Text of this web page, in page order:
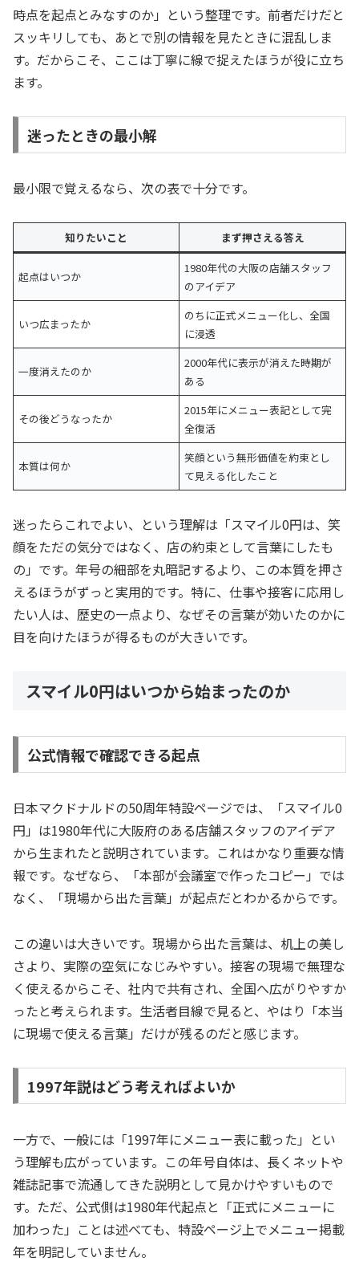
時点を起点とみなすのか」という整理です。前者だけだと
スッキリしても、あとで別の情報を見たときに混乱しま
す。だからこそ、ここは丁寧に線で捉えたほうが役に立ち
ます。
迷ったときの最小解
最小限で覚えるなら、次の表で十分です。
知りたいこと まず押さえる答え
起点はいつか
1980年代の大阪の店舗スタッフ
のアイデア
いつ広まったか
のちに正式メニュー化し、全国
に浸透
一度消えたのか
2000年代に表示が消えた時期が
ある
その後どうなったか
2015年にメニュー表記として完
全復活
本質は何か
笑顔という無形価値を約束とし
て見える化したこと
迷ったらこれでよい、という理解は「スマイル0円は、笑
顔をただの気分ではなく、店の約束として言葉にしたも
の」です。年号の細部を丸暗記するより、この本質を押さ
えるほうがずっと実用的です。特に、仕事や接客に応用し
たい人は、歴史の一点より、なぜその言葉が効いたのかに
目を向けたほうが得るものが大きいです。
スマイル0円はいつから始まったのか
公式情報で確認できる起点
日本マクドナルドの50周年特設ページでは、「スマイル0
円」は1980年代に大阪府のある店舗スタッフのアイデア
から生まれたと説明されています。これはかなり重要な情
報です。なぜなら、「本部が会議室で作ったコピー」では
なく、「現場から出た言葉」が起点だとわかるからです。
この違いは大きいです。現場から出た言葉は、机上の美し
さより、実際の空気になじみやすい。接客の現場で無理な
く使えるからこそ、社内で共有され、全国へ広がりやすか
ったと考えられます。生活者目線で見ると、やはり「本当
に現場で使える言葉」だけが残るのだと感じます。
1997年説はどう考えればよいか
一方で、一般には「1997年にメニュー表に載った」とい
う理解も広がっています。この年号自体は、長くネットや
雑誌記事で流通してきた説明として見かけやすいもので
す。ただ、公式側は1980年代起点と「正式にメニューに
加わった」ことは述べても、特設ページ上でメニュー掲載
年を明記していません。